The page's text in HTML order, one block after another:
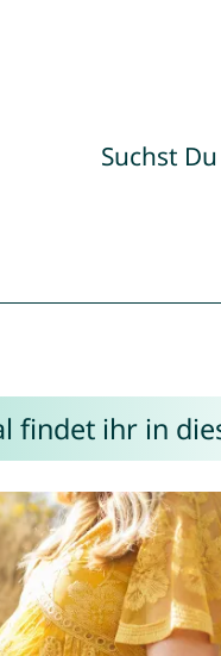
Suchst
findet ihr in